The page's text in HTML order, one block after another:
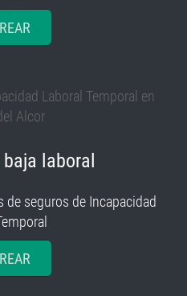
laboral
de seguros de Incapacidad